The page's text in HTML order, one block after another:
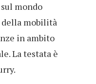
mondo
mobilità
in ambito
La testata è